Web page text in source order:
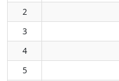
2
3
4
5